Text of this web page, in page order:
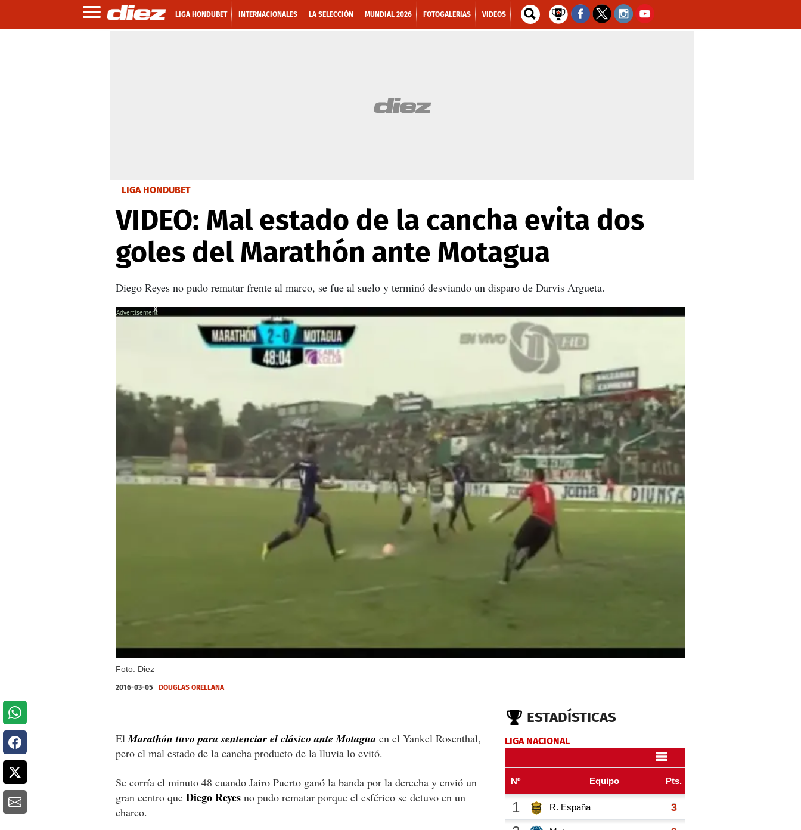
LIGA HONDUBET INTERNACIONALES LA SELECCIÓN MUNDIAL 2026 FOTOGALERIAS VIDEOS
LIGA HONDUBET
VIDEO: Mal estado de la cancha evita dos
goles del Marathón ante Motagua
Diego Reyes no pudo rematar frente al marco, se fue al suelo y terminó desviando un disparo de Darvis Argueta.
Foto: Diez
X
2016-03-05 DOUGLAS ORELLANA
ElMarathón tuvo para sentenciar el clásico ante Motagua en el Yankel Rosenthal,
pero el mal estado de la cancha producto de la lluvia lo evitó.
Se corría el minuto 48 cuando Jairo Puerto ganó la banda por la derecha y envió un
gran centro que Diego Reyes no pudo rematar porque el esférico se detuvo en un
charco.
ESTADÍSTICAS
LIGA NACIONAL